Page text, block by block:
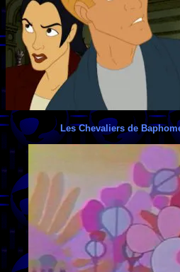
Les Chevaliers de